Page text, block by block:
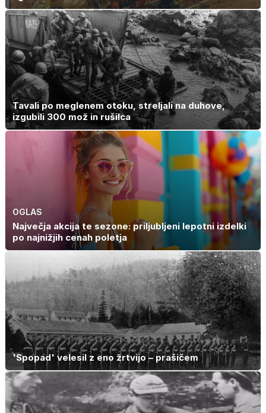
Tavali po meglenem otoku, streljali na duhove,
izgubili 300 mož in rušilca
OGLAS
Največja akcija te sezone: priljubljeni lepotni izdelki
po najnižjih cenah poletja
'Spopad' velesil z eno žrtvijo – prašičem